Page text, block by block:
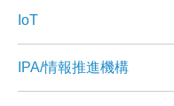
IoT
IPA/情報推進機構